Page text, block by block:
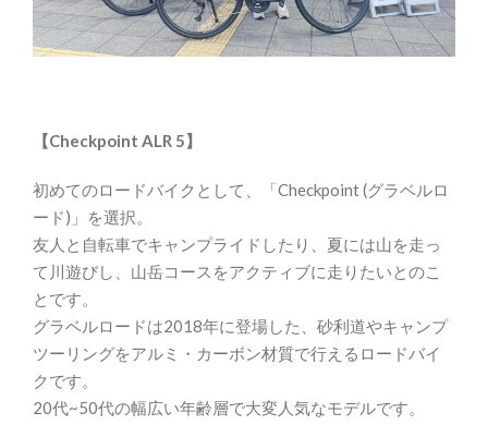
【Checkpoint ALR 5】
初めてのロードバイクとして、「Checkpoint (グラベルロ
ード)」を選択。
友人と自転車でキャンプライドしたり、夏には山を走っ
て川遊びし、山岳コースをアクティブに走りたいとのこ
とです。
グラベルロードは2018年に登場した、砂利道やキャンプ
ツーリングをアルミ・カーボン材質で行えるロードバイ
クです。
20代~50代の幅広い年齢層で大変人気なモデルです。